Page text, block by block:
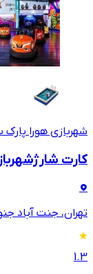
شهربازی هورا
کارت
تهران، جنت‌ آباد
1.3